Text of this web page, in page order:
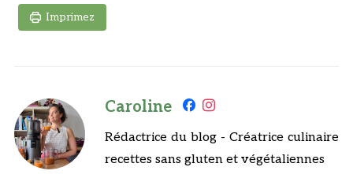
Imprimez
Caroline
Rédactrice du blog - Créatrice culinaire
recettes sans gluten et végétaliennes